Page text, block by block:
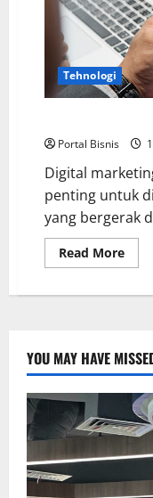
Tehnologi
Portal Bisnis
Digital
penting untuk
yang bergerak
Read More
YOU MAY HAVE